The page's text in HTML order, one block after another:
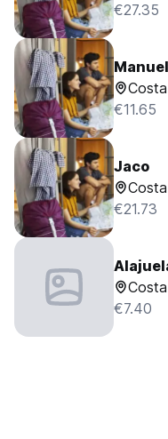
€27.35
€11.65
Jaco
€21.73
€7.40